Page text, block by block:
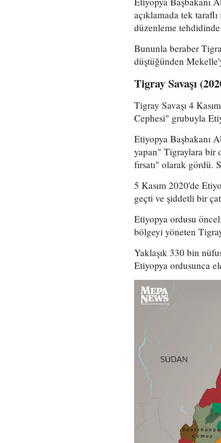
açıklamada tek
düzenleme
Bununla beraber
düştüğünden
Tigray Savaşı
Tigray Savaşı 4
Cephesi" grubuyla
Etiyopya Başbakanı
yapan" Tigraylara bir
fırsatı" olarak gördü.
5 Kasım 2020'de
geçti ve şiddetli bir
Etiyopya ordusu
bölgeyi yöneten
Yaklaşık 330 bin
Etiyopya ordusunca